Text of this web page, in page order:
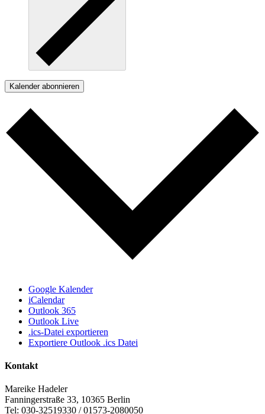
Kalender abonnieren
Google Kalender
iCalendar
Outlook 365
Outlook Live
.ics-Datei exportieren
Exportiere Outlook .ics Datei
Kontakt
Mareike Hadeler
Fanningerstraße 33, 10365 Berlin
Tel: 030-32519330 / 01573-2080050